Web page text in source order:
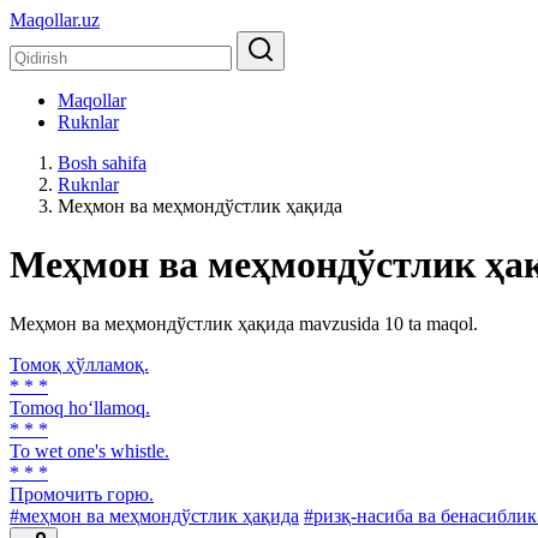
Maqollar.uz
Maqollar
Ruknlar
Bosh sahifa
Ruknlar
Меҳмон ва меҳмондўстлик ҳақида
Меҳмон ва меҳмондўстлик
Меҳмон ва меҳмондўстлик ҳақида mavzusida 10 ta maqol.
Томоқ ҳўлламоқ.
* * *
Tomoq ho‘llamoq.
* * *
To wet one's whistle.
* * *
Промочить горю.
#меҳмон ва меҳмондўстлик ҳақида #ризқ-насиба ва